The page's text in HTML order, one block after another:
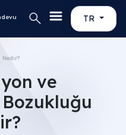
TR
Nedir?
ve